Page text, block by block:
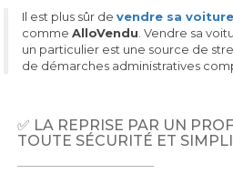
Il est plus sûr devendre sa
commeAlloVendu. Vendre sa
un particulier est une source de
de démarches administratives
✅ LA REPRISE PAR UN
TOUTE SÉCURITÉ ET